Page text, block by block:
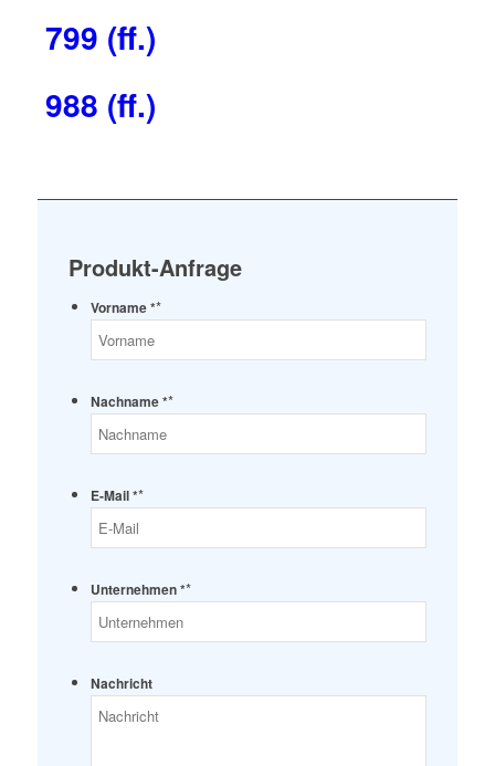
799 (ff.)
988 (ff.)
Produkt-Anfrage
Vorname **
Nachname **
E-Mail **
Unternehmen **
Nachricht